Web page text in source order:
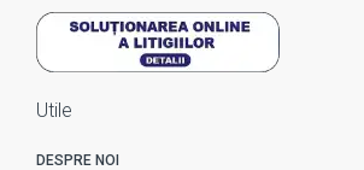
Utile
DESPRE NOI